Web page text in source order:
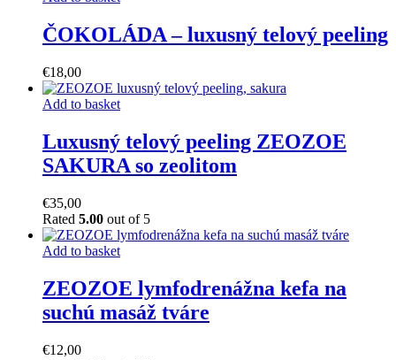
ČOKOLÁDA – luxusný telový peeling
€18,00
Add to basket
Luxusný telový peeling ZEOZOE
SAKURA so zeolitom
€35,00
Rated 5.00 out of 5
Add to basket
ZEOZOE lymfodrenážna kefa na
suchú masáž tváre
€12,00